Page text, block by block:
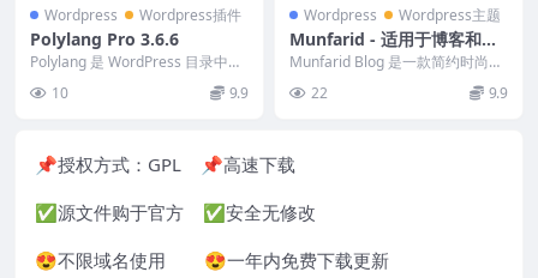
Wordpress Wordpress插件
Polylang Pro 3.6.6
Polylang 是 WordPress 目录中最
流行的多语言插件。这是 Pol...
10 9.9
Wordpress Wordpress主题
Munfarid - 适用于博客和商
店的 WordPress 主题 1.0.5
Munfarid Blog 是一款简约时尚的
现代 WordPress 博客和商店...
22 9.9
📌授权方式： GPL 📌高速下载
✅源文件购于官方 ✅安全无修改
😍不限域名使用 😍一年内免费下载更新